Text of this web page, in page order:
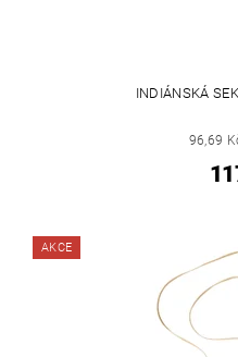
INDIÁNSKÁ
96,69
AKCE